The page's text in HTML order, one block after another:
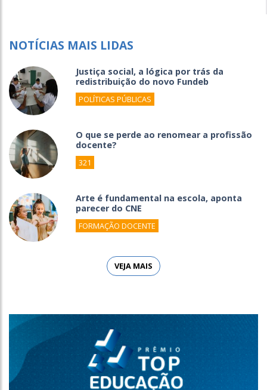
NOTÍCIAS MAIS LIDAS
Justiça social, a lógica por trás da
redistribuição do novo Fundeb
POLÍTICAS PÚBLICAS
O que se perde ao renomear a profissão
docente?
321
Arte é fundamental na escola, aponta
parecer do CNE
FORMAÇÃO DOCENTE
VEJA MAIS